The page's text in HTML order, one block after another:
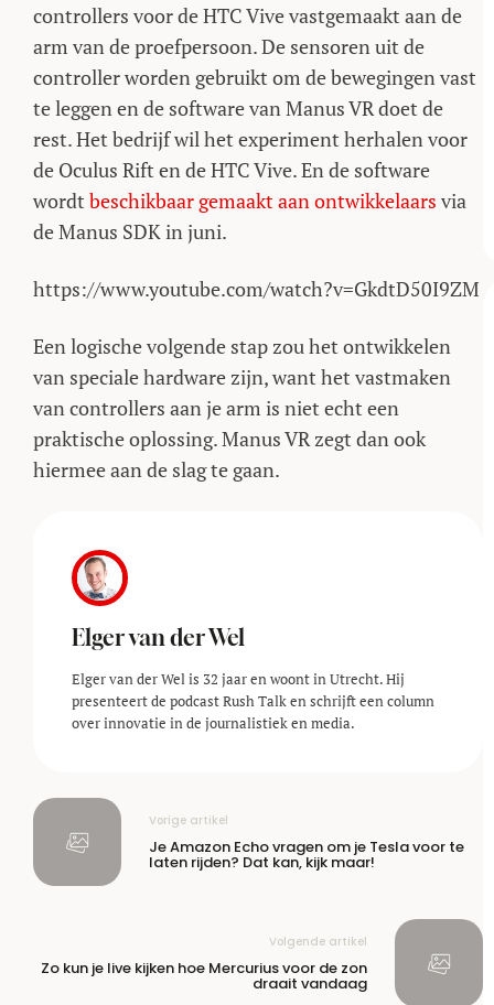
controllers voor de HTC Vive vastgemaakt aan de
arm van de proefpersoon. De sensoren uit de
controller worden gebruikt om de bewegingen vast
te leggen en de software van Manus VR doet de
rest. Het bedrijf wil het experiment herhalen voor
de Oculus Rift en de HTC Vive. En de software
wordt beschikbaar gemaakt aan ontwikkelaars via
de Manus SDK in juni.
https://www.youtube.com/watch?v=GkdtD50I9ZM
Een logische volgende stap zou het ontwikkelen
van speciale hardware zijn, want het vastmaken
van controllers aan je arm is niet echt een
praktische oplossing. Manus VR zegt dan ook
hiermee aan de slag te gaan.
Elger van der Wel
Elger van der Wel is 32 jaar en woont in Utrecht. Hij
presenteert de podcast Rush Talk en schrijft een column
over innovatie in de journalistiek en media.
Vorige artikel
Je Amazon Echo vragen om je Tesla voor te
laten rijden? Dat kan, kijk maar!
Volgende artikel
Zo kun je live kijken hoe Mercurius voor de zon
draait vandaag